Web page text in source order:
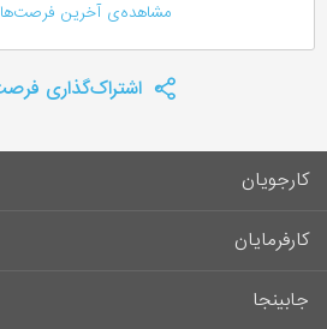
مشاهده‌ی آخرین
اشتراک‌گذاری
کارجویان
سوالات متداول کارجویان
کارفرمایان
راهنمای ثبت آگهی استخدام
جابینجا